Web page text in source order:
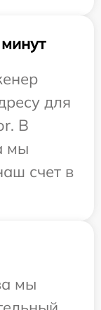
для
В
мы
счет в
мы